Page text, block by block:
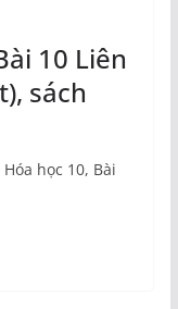
10 Liên
sách
học 10, Bài